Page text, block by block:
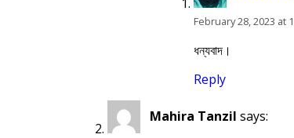
February 28, 2023 at
ধন্যবাদ।
Reply
Mahira Tanzil says: